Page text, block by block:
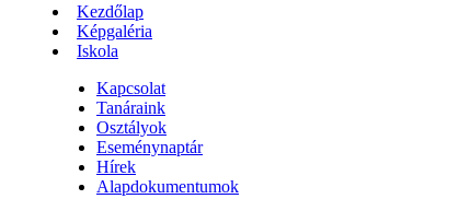
Kezdőlap
Képgaléria
Iskola
Kapcsolat
Tanáraink
Osztályok
Eseménynaptár
Hírek
Alapdokumentumok